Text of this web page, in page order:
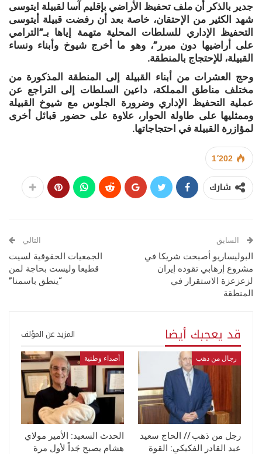
جدير بالذكر أن ملف تحفيظ الأراضي بإقليم آسا لقبيلة ايتوسى
شهد الكثير من الإحتقان، خاصة بعد أن رفضت قبيلة أيتوسى
التحفيظ الإداري للسلطات المحلية متهمة إياها بـ”الترامي
على أراضيها دون مبرر”، وهو ما أخرج شيوخ وأبناء ونساء
القبيلة، للإحتجاج بالمنطقة.
وحج العشرات من أبناء القبيلة إلى المنطقة المذكورة من
مختلف مناطق المملكة، داعين السلطات إلى التراجع عن
عملية التحفيظ الإداري وضرورة الجلوس مع شيوخ القبيلة
وممثليها على طاولة الحوار، علاوة على حضور قبائل أخرى
لمؤازرة القبيلة في احتجاجاتها.
1٬202
شارك
السابق
البوليساريو أصبحت شريكا في
مشروع إرهابي تقوده إيران
لزعزعزة الاستقرار في
المنطقة
التالي
الجمعيات الحقوقية لسيت
قطيعا وليست بحاجة لمن
“ينطق باسمنا”
قد يعجبك أيضا المزيد عن المؤلف
رجال من ذهب
رجل من ذهب // الحاج سعيد
عبد القادر الفكيكي: القوة
أصداء وطنية
الحدث السعيد: الأمير مولاي
هشام يصبح جَداً لأول مرة